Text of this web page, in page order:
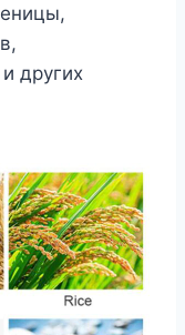
других